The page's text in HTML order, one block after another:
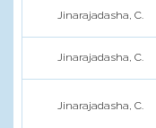
Jinarajadasha, C.
Jinarajadasha, C.
Jinarajadasha, C.